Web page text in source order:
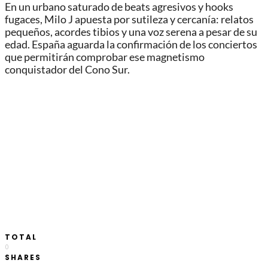
En un urbano saturado de beats agresivos y hooks
fugaces, Milo J apuesta por sutileza y cercanía: relatos
pequeños, acordes tibios y una voz serena a pesar de su
edad. España aguarda la confirmación de los conciertos
que permitirán comprobar ese magnetismo
conquistador del Cono Sur.
TOTAL
0
SHARES